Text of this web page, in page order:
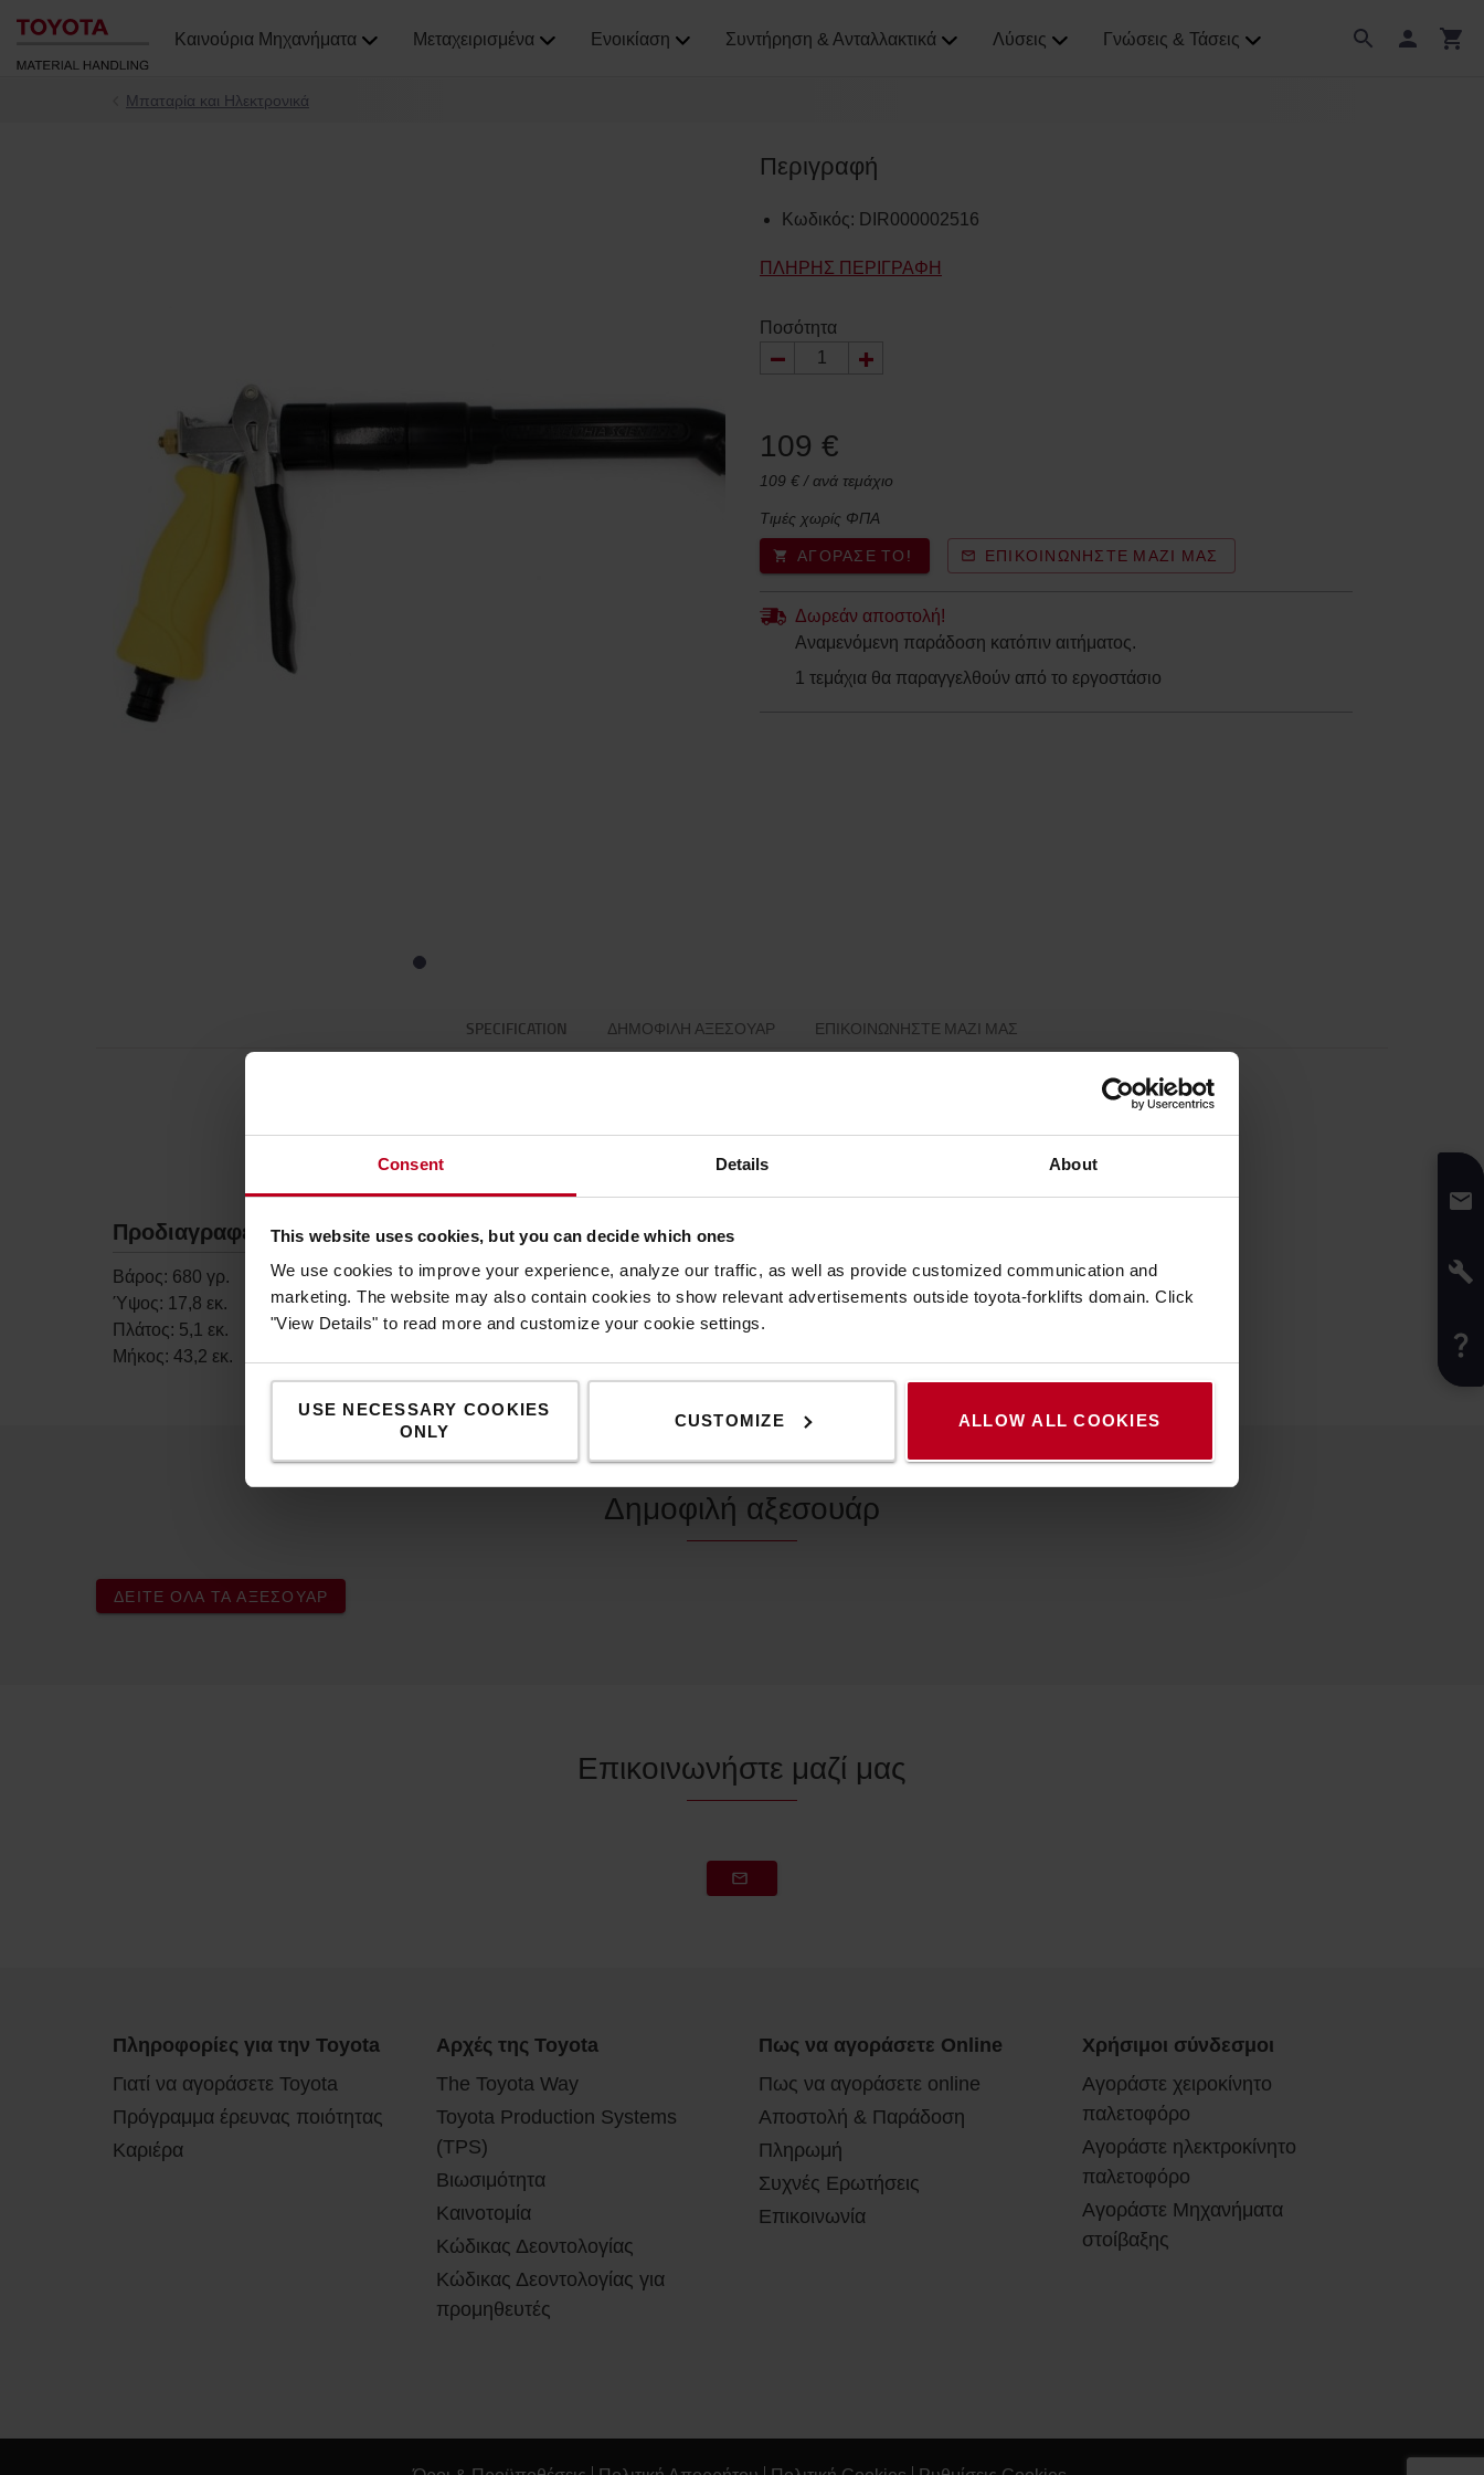
Consent Details About
This website uses cookies, but you can decide which ones
We use cookies to improve your experience, analyze our traffic, as well as provide customized communication and
marketing. The website may also contain cookies to show relevant advertisements outside toyota-forklifts domain. Click
"View Details" to read more and customize your cookie settings.
USE NECESSARY COOKIES
ONLY
CUSTOMIZE ALLOW ALL COOKIES
Καινούρια Μηχανήματα Μεταχειρισμένα Ενοικίαση Συντήρηση & Ανταλλακτικά Λύσεις Γνώσεις & Τάσεις
Μπαταρία και Ηλεκτρονικά
Περιγραφή
Κωδικός: DIR000002516
ΠΛΉΡΗΣ ΠΕΡΙΓΡΑΦΉ
Ποσότητα
109 €
109 € / ανά τεμάχιο
Τιμές χωρίς ΦΠΑ
ΑΓΌΡΑΣΈ ΤΟ! ΕΠΙΚΟΙΝΩΝΉΣΤΕ ΜΑΖΊ ΜΑΣ
Δωρεάν αποστολή!
Αναμενόμενη παράδοση κατόπιν αιτήματος.
1 τεμάχια θα παραγγελθούν από το εργοστάσιο
SPECIFICATION ΔΗΜΟΦΙΛΉ ΑΞΕΣΟΥΆΡ ΕΠΙΚΟΙΝΩΝΉΣΤΕ ΜΑΖΊ ΜΑΣ
Specification
Προδιαγραφές
Βάρος: 680 γρ.
Ύψος: 17,8 εκ.
Πλάτος: 5,1 εκ.
Μήκος: 43,2 εκ.
Δημοφιλή αξεσουάρ
ΔΕΊΤΕ ΌΛΑ ΤΑ ΑΞΕΣΟΥΆΡ
Επικοινωνήστε μαζί μας
Πληροφορίες για την Toyota
Γιατί να αγοράσετε Toyota
Πρόγραμμα έρευνας ποιότητας
Καριέρα
Αρχές της Toyota
The Toyota Way
Toyota Production Systems
(TPS)
Βιωσιμότητα
Καινοτομία
Κώδικας Δεοντολογίας
Κώδικας Δεοντολογίας για
προμηθευτές
Πως να αγοράσετε Online
Πως να αγοράσετε online
Αποστολή & Παράδοση
Πληρωμή
Συχνές Ερωτήσεις
Επικοινωνία
Χρήσιμοι σύνδεσμοι
Αγοράστε χειροκίνητο
παλετοφόρο
Αγοράστε ηλεκτροκίνητο
παλετοφόρο
Αγοράστε Μηχανήματα
στοίβαξης